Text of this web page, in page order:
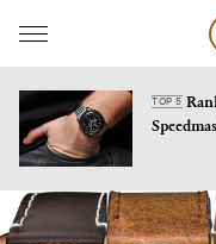
Skip
to
TOP 5